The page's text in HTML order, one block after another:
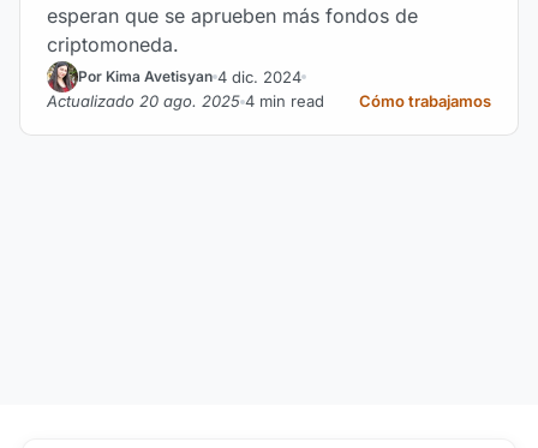
esperan que se aprueben más fondos de
criptomoneda.
Por Kima Avetisyan 4 dic. 2024
Actualizado 20 ago. 2025 4 min read Cómo trabajamos